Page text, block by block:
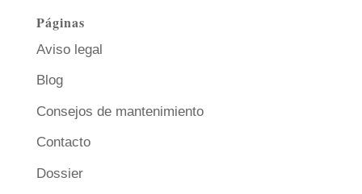
Páginas
Aviso legal
Blog
Consejos de mantenimiento
Contacto
Dossier